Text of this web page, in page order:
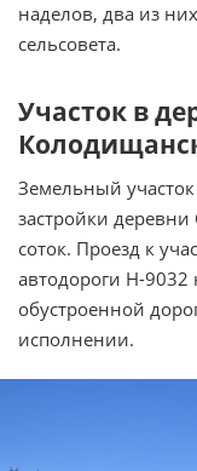
наделов, два из
сельсовета.
Участок в
Земельный
застройки деревни
соток. Проезд к
автодороги Н-9032
обустроенной
исполнении.